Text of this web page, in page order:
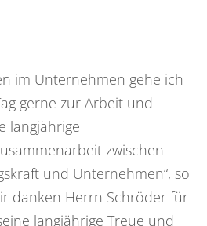
im Unternehmen gehe ich
gerne zur Arbeit und
langjährige
zwischen
und Unternehmen“, so
danken Herrn Schröder für
langjährige Treue und